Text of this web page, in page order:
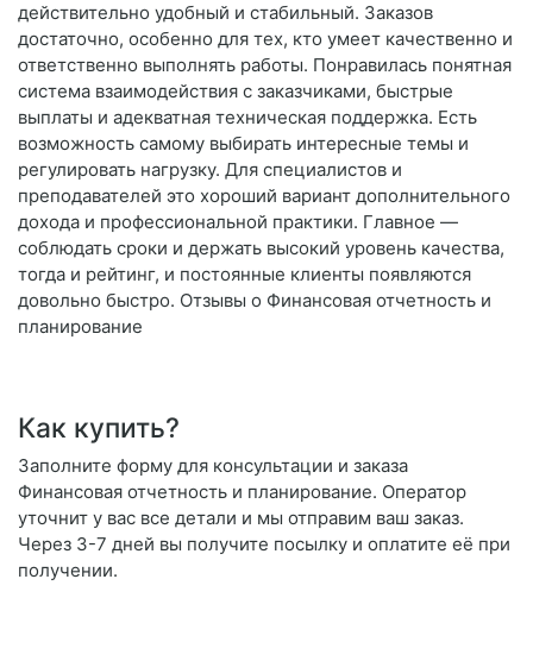
действительно удобный и стабильный. Заказов
достаточно, особенно для тех, кто умеет качественно и
ответственно выполнять работы. Понравилась понятная
система взаимодействия с заказчиками, быстрые
выплаты и адекватная техническая поддержка. Есть
возможность самому выбирать интересные темы и
регулировать нагрузку. Для специалистов и
преподавателей это хороший вариант дополнительного
дохода и профессиональной практики. Главное —
соблюдать сроки и держать высокий уровень качества,
тогда и рейтинг, и постоянные клиенты появляются
довольно быстро. Отзывы о Финансовая отчетность и
планирование
Как купить?
Заполните форму для консультации и заказа
Финансовая отчетность и планирование. Оператор
уточнит у вас все детали и мы отправим ваш заказ.
Через 3-7 дней вы получите посылку и оплатите её при
получении.